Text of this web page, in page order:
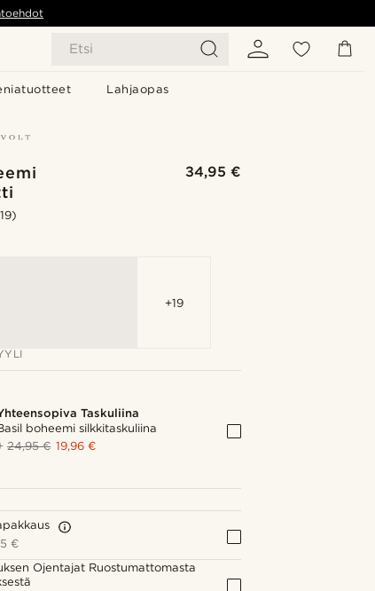
Etsi
Lahjaopas
34,95 €
+19
Taskuliina
boheemi silkkitaskuliina
24,95 € 19,96 €
€
Ojentajat Ruostumattomasta